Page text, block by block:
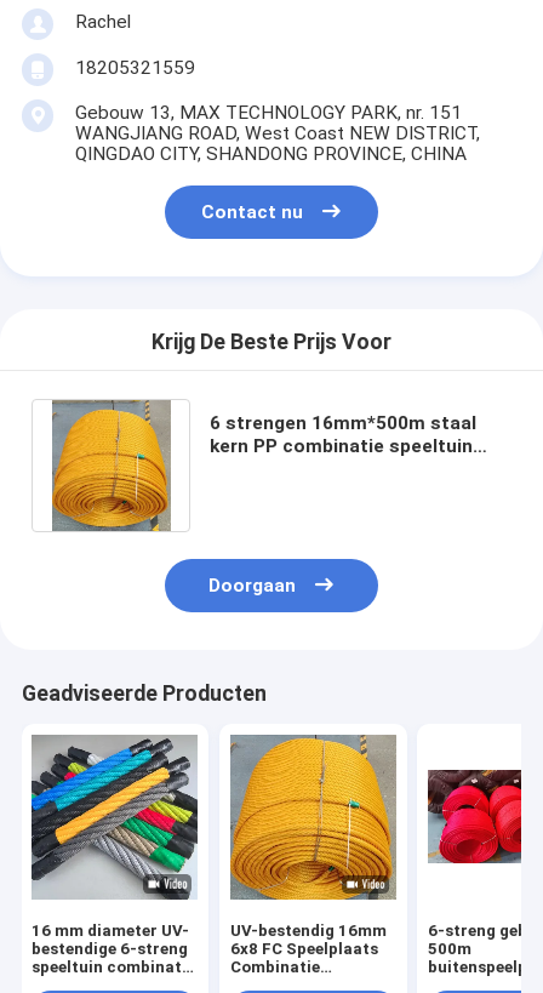
Rachel
18205321559
Gebouw 13, MAX TECHNOLOGY PARK, nr. 151
WANGJIANG ROAD, West Coast NEW DISTRICT,
QINGDAO CITY, SHANDONG PROVINCE, CHINA
Contact nu
Krijg De Beste Prijs Voor
6 strengen 16mm*500m staal
kern PP combinatie speeltuin
Doorgaan
Geadviseerde Producten
16 mm diameter UV-
bestendige 6-streng
speeltuin combinatie
UV-bestendig 16mm
6x8 FC Speelplaats
Combinatie
6-streng
500m